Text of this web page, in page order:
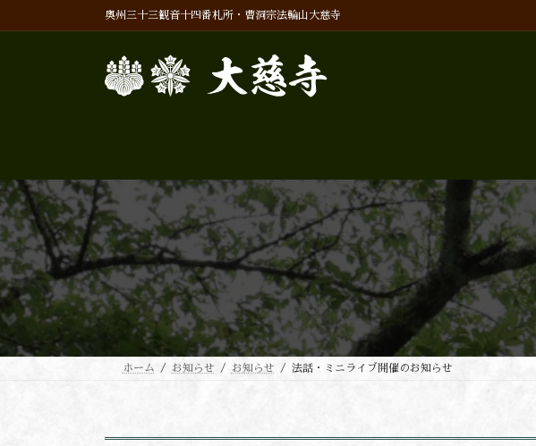
奥州三十三観音十四番札所・曹洞宗法輪山大慈寺
ホーム お知らせ お知らせ 法話・ミニライブ開催のお知らせ